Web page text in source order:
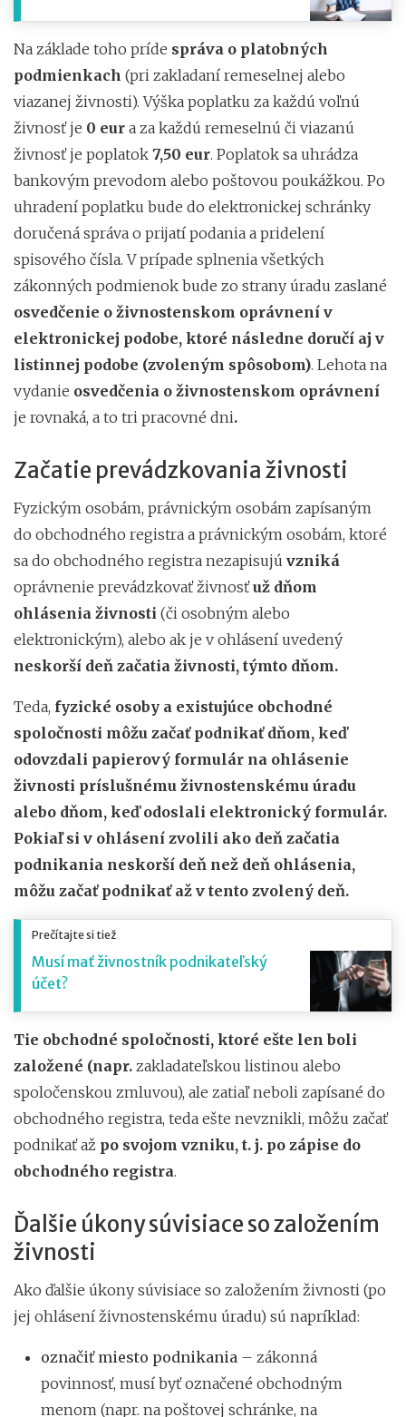
Na základe toho príde správa o platobných
podmienkach (pri zakladaní remeselnej alebo
viazanej živnosti). Výška poplatku za každú voľnú
živnosť je 0 eur a za každú remeselnú či viazanú
živnosť je poplatok 7,50 eur. Poplatok sa uhrádza
bankovým prevodom alebo poštovou poukážkou. Po
uhradení poplatku bude do elektronickej schránky
doručená správa o prijatí podania a pridelení
spisového čísla. V prípade splnenia všetkých
zákonných podmienok bude zo strany úradu zaslané
osvedčenie o živnostenskom oprávnení v
elektronickej podobe, ktoré následne doručí aj v
listinnej podobe (zvoleným spôsobom). Lehota na
vydanie osvedčenia o živnostenskom oprávnení
je rovnaká, a to tri pracovné dni.
Začatie prevádzkovania živnosti
Fyzickým osobám, právnickým osobám zapísaným
do obchodného registra a právnickým osobám, ktoré
sa do obchodného registra nezapisujú vzniká
oprávnenie prevádzkovať živnosťuž dňom
ohlásenia živnosti (či osobným alebo
elektronickým), alebo ak je v ohlásení uvedený
neskorší deň začatia živnosti, týmto dňom.
Teda, fyzické osoby a existujúce obchodné
spoločnosti môžu začať podnikať dňom, keď
odovzdali papierový formulár na ohlásenie
živnosti príslušnému živnostenskému úradu
alebo dňom, keď odoslali elektronický formulár.
Pokiaľ si v ohlásení zvolili ako deň začatia
podnikania neskorší deň než deň ohlásenia,
môžu začať podnikať až v tento zvolený deň.
Prečítajte si tiež
Musí mať živnostník podnikateľský
účet?
Tie obchodné spoločnosti, ktoré ešte len boli
založené (napr. zakladateľskou listinou alebo
spoločenskou zmluvou), ale zatiaľ neboli zapísané do
obchodného registra, teda ešte nevznikli, môžu začať
podnikať až po svojom vzniku, t. j. po zápise do
obchodného registra.
Ďalšie úkony súvisiace so založením
živnosti
Ako ďalšie úkony súvisiace so založením živnosti (po
jej ohlásení živnostenskému úradu) sú napríklad:
označiť miesto podnikania – zákonná
povinnosť, musí byť označené obchodným
menom (napr. na poštovej schránke, na